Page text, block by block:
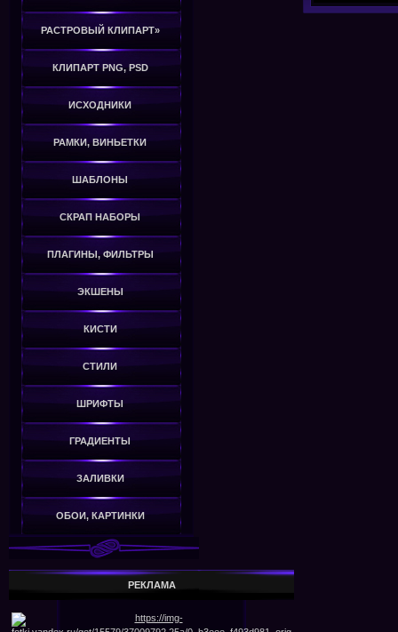
РАСТРОВЫЙ КЛИПАРТ»
КЛИПАРТ PNG, PSD
ИСХОДНИКИ
РАМКИ, ВИНЬЕТКИ
ШАБЛОНЫ
СКРАП НАБОРЫ
ПЛАГИНЫ, ФИЛЬТРЫ
ЭКШЕНЫ
КИСТИ
СТИЛИ
ШРИФТЫ
ГРАДИЕНТЫ
ЗАЛИВКИ
ОБОИ, КАРТИНКИ
РЕКЛАМА